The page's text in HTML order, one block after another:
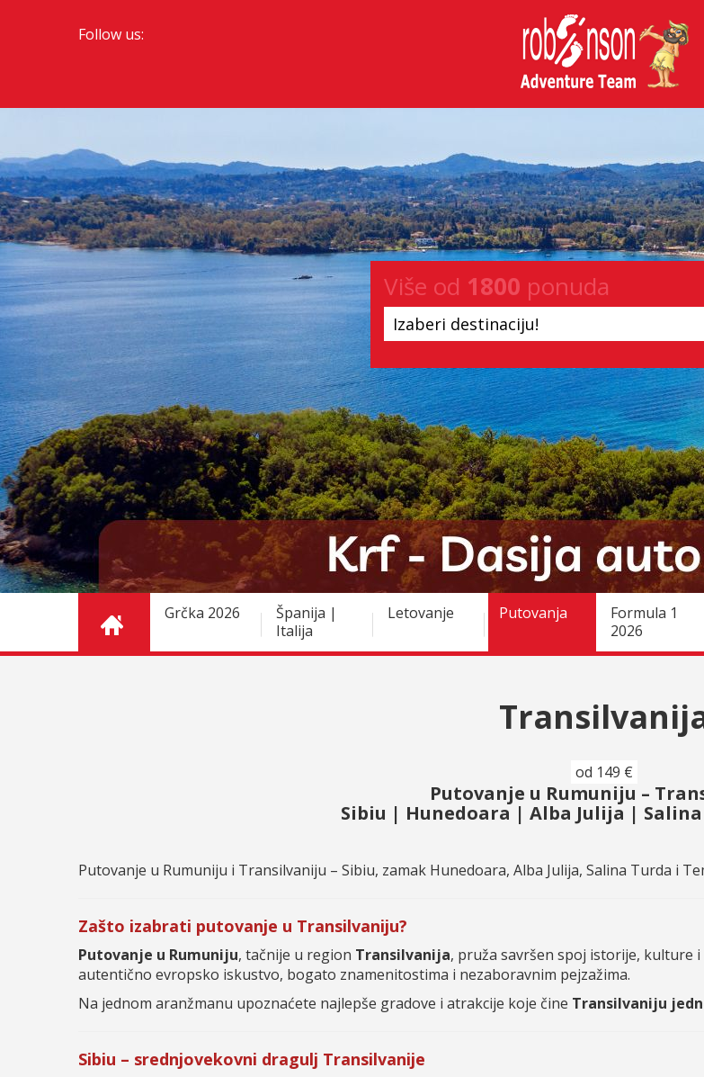
Follow us:
Više od 1800 ponuda
Izaberi destinaciju!
Grčka 2026
Španija |
Italija
Letovanje Putovanja
Formula 1
2026
od 149 €
Putovanje u Rumuniju –
Sibiu | Hunedoara | Alba Julija |
Putovanje u Rumuniju i Transilvaniju – Sibiu, zamak Hunedoara, Alba Julija, Salina Turda i
Zašto izabrati putovanje u Transilvaniju?
Putovanje u Rumuniju, tačnije u region Transilvanija, pruža savršen spoj istorije, kulture
autentično evropsko iskustvo, bogato znamenitostima i nezaboravnim pejzažima.
Na jednom aranžmanu upoznaćete najlepše gradove i atrakcije koje čine Transilvaniju
Sibiu – srednjovekovni dragulj Transilvanije